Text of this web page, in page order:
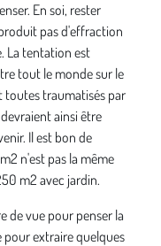
En soi, rester
pas d'effraction
La tentation est
tout le monde sur le
toutes traumatisés par
ainsi être
Il est bon de
n'est pas la même
m2 avec jardin.
de vue pour penser la
pour extraire quelques